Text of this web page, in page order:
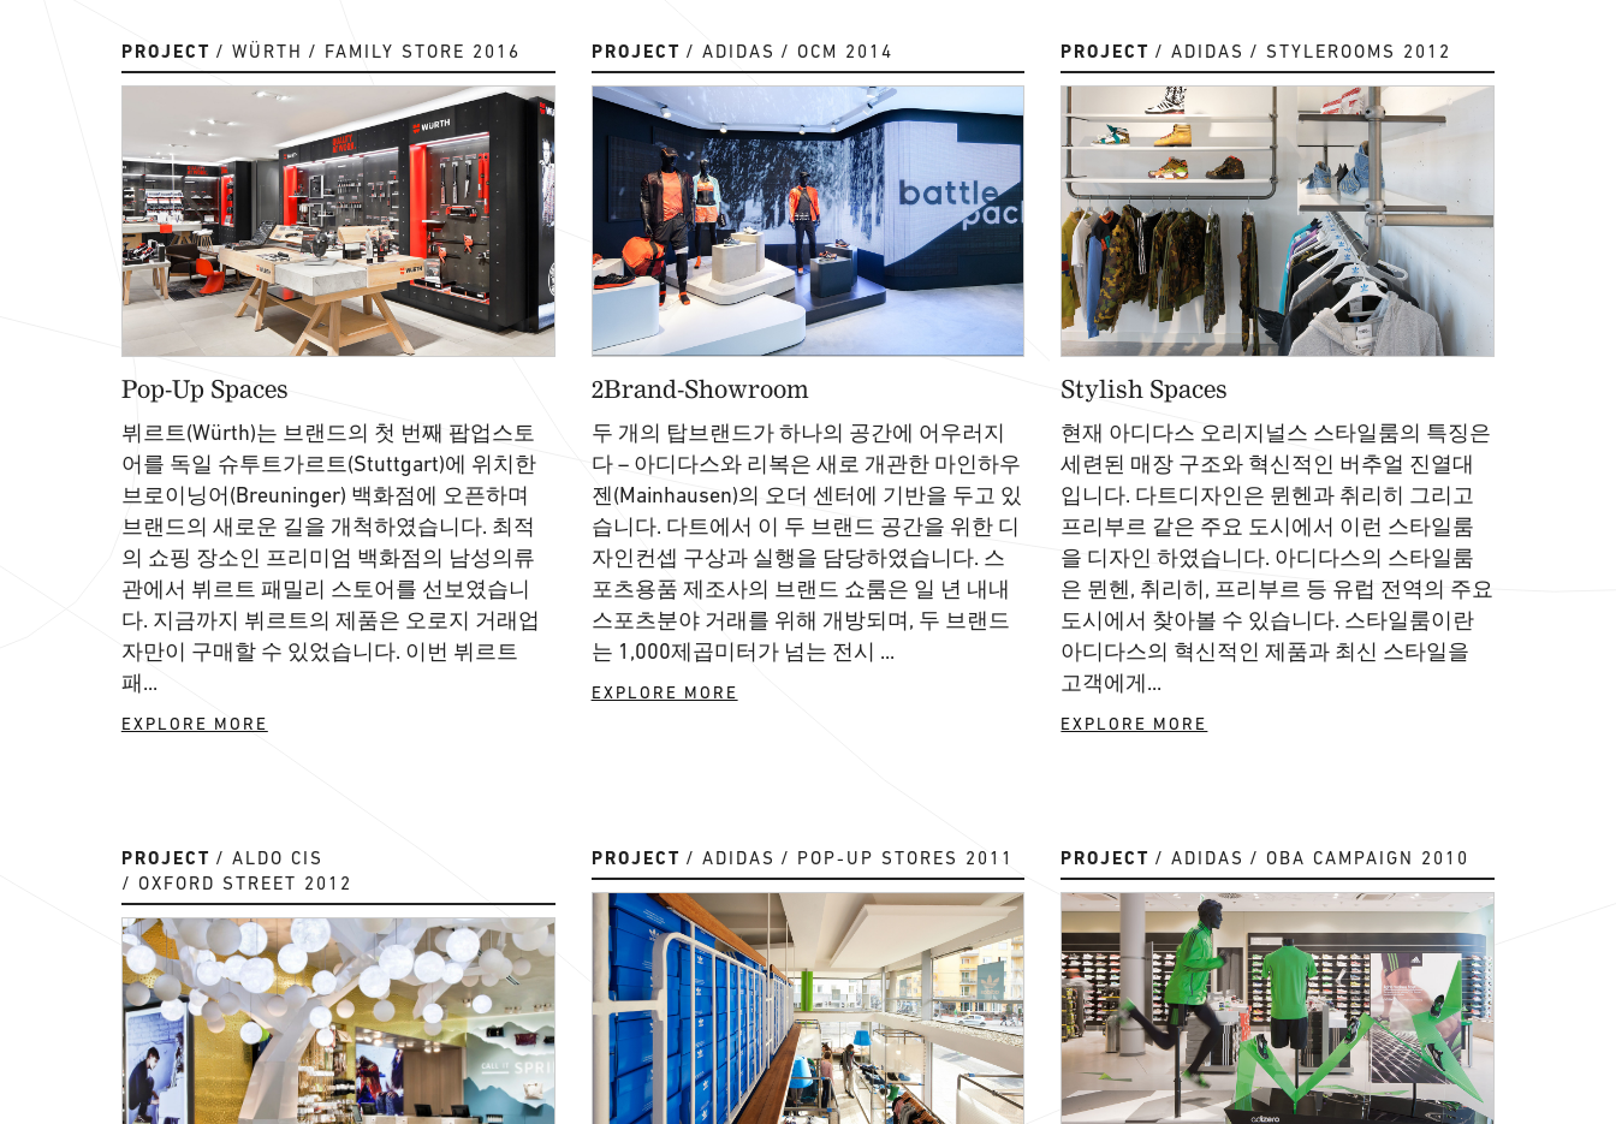
PROJECT WÜRTH FAMILY STORE 2016
Pop-Up Spaces
뷔르트(Würth)는 브랜드의 첫 번째 팝업스토
어를 독일 슈투트가르트(Stuttgart)에 위치한
브로이닝어(Breuninger) 백화점에 오픈하며
브랜드의 새로운 길을 개척하였습니다. 최적
의 쇼핑 장소인 프리미엄 백화점의 남성의류
관에서 뷔르트 패밀리 스토어를 선보였습니
다. 지금까지 뷔르트의 제품은 오로지 거래업
자만이 구매할 수 있었습니다. 이번 뷔르트
패...
EXPLORE MORE
PROJECT ADIDAS OCM 2014
2Brand-Showroom
두 개의 탑브랜드가 하나의 공간에 어우러지
다 – 아디다스와 리복은 새로 개관한 마인하우
젠(Mainhausen)의 오더 센터에 기반을 두고 있
습니다. 다트에서 이 두 브랜드 공간을 위한 디
자인컨셉 구상과 실행을 담당하였습니다. 스
포츠용품 제조사의 브랜드 쇼룸은 일 년 내내
스포츠분야 거래를 위해 개방되며, 두 브랜드
는 1,000제곱미터가 넘는 전시 ...
EXPLORE MORE
PROJECT ADIDAS STYLEROOMS 2012
Stylish Spaces
현재 아디다스 오리지널스 스타일룸의 특징은
세련된 매장 구조와 혁신적인 버추얼 진열대
입니다. 다트디자인은 뮌헨과 취리히 그리고
프리부르 같은 주요 도시에서 이런 스타일룸
을 디자인 하였습니다. 아디다스의 스타일룸
은 뮌헨, 취리히, 프리부르 등 유럽 전역의 주요
도시에서 찾아볼 수 있습니다. 스타일룸이란
아디다스의 혁신적인 제품과 최신 스타일을
고객에게...
EXPLORE MORE
PROJECT
ALDO CIS
OXFORD STREET 2012
PROJECT ADIDAS POP-UP STORES 2011 PROJECT ADIDAS OBA CAMPAIGN 2010